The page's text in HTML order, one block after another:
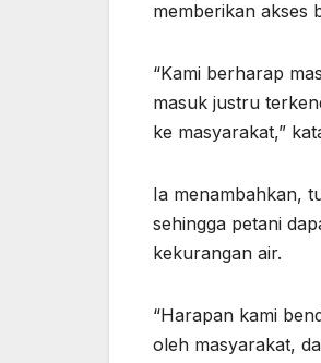
memberikan akses
“Kami berharap
masuk justru
ke masyarakat,”
Ia menambahkan,
sehingga petani
kekurangan air.
“Harapan kami
oleh masyarakat,